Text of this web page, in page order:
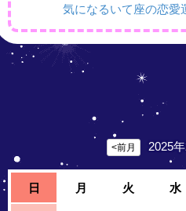
気になるいて座の恋愛
<前月 2025
日 月 火 水